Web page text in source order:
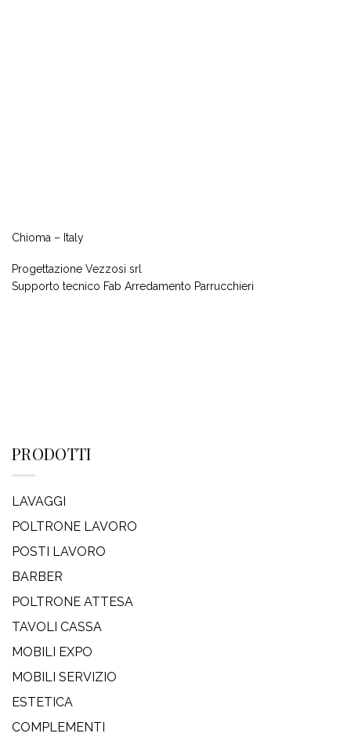
Chioma – Italy
Progettazione Vezzosi srl
Supporto tecnico Fab Arredamento Parrucchieri
PRODOTTI
LAVAGGI
POLTRONE LAVORO
POSTI LAVORO
BARBER
POLTRONE ATTESA
TAVOLI CASSA
MOBILI EXPO
MOBILI SERVIZIO
ESTETICA
COMPLEMENTI